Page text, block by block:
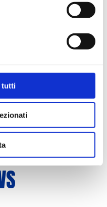
tutti
A